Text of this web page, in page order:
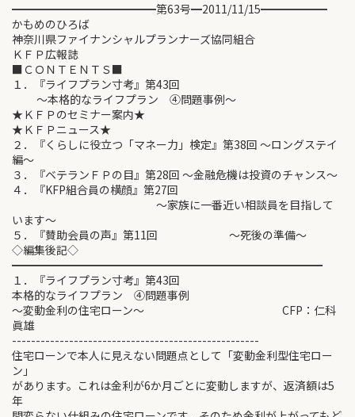
━━━━━━━━━━━━━第63号━2011/11/15━━━━━━
かもめのひろば
神奈川県ファイナンシャルプランナーズ協同組合
ＫＦＰ広報誌
■ＣＯＮＴＥＮＴＳ■
１．『ライフプラン寸考』第43回
～本格的なライフプラン ④問題事例～
★ＫＦＰのセミナー案内★
★ＫＦＰニュース★
２．『くらしに役立つ「マネー力」検定』第38回 ～ロングステイ
編～
３．『ベテランＦＰの目』第28回 ～金融危機は投資のチャンス～
４．『KFP組合員の横顔』第27回
～家族に一番近い相談員を目指して
います～
５．『賛助会員の声』第11回 ～死後の準備～
◇編集後記◇
━━━━━━━━━━━━━━━━━━━━━━━━━━━━
１．『ライフプラン寸考』第43回
本格的なライフプラン ④問題事例
～変動金利の住宅ローン～ CFP：仁科
眞雄
----------------------------------------------------
住宅ローンで本人に見えない問題点として「変動金利型住宅ロー
ン」
があります。これは金利が6か月ごとに変動しますが、返済額は5
年